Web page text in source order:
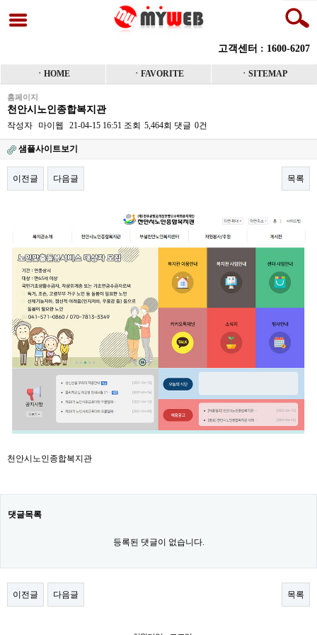
고객센터 : 1600-6207
ㆍHOME ㆍFAVORITE ㆍSITEMAP
홈페이지
천안시노인종합복지관
작성자 마이웹 21-04-15 16:51 조회 5,464회 댓글 0건
샘플사이트보기
이전글 다음글 목록
천안시노인종합복지관
댓글목록
등록된 댓글이 없습니다.
이전글 다음글 목록